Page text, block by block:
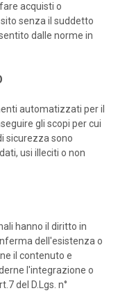
acquisti o
senza il suddetto
dalle norme in
automatizzati per il
gli scopi per cui
sicurezza sono
usi illeciti o non
hanno il diritto in
dell'esistenza o
il contenuto e
l'integrazione o
del D.Lgs. n°